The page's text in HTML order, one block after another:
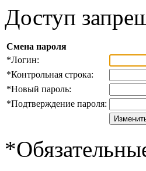
Доступ
Смена пароля
*Логин:
*Контрольная строка:
*Новый пароль:
*Подтверждение пароля:
*